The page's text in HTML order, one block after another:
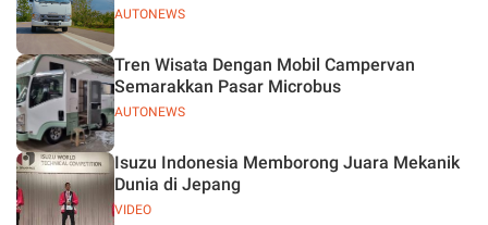
AUTONEWS
AUTONEWS
Tren Wisata Dengan Mobil Campervan
Semarakkan Pasar Microbus
VIDEO
Isuzu Indonesia Memborong Juara Mekanik
Dunia di Jepang